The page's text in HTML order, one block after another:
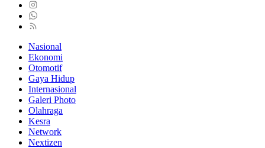
Nasional
Ekonomi
Otomotif
Gaya Hidup
Internasional
Galeri Photo
Olahraga
Kesra
Network
Nextizen